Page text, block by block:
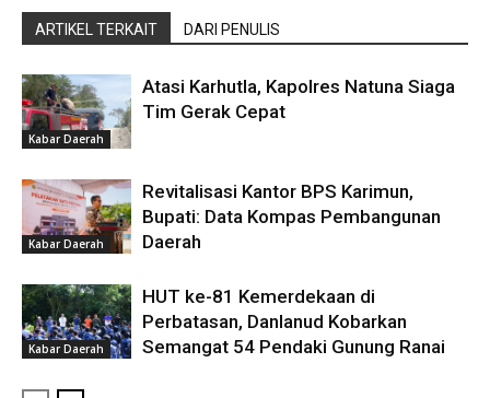
ARTIKEL TERKAIT DARI PENULIS
Kabar Daerah
Atasi Karhutla, Kapolres Natuna Siaga
Tim Gerak Cepat
Kabar Daerah
Revitalisasi Kantor BPS Karimun,
Bupati: Data Kompas Pembangunan
Daerah
Kabar Daerah
HUT ke-81 Kemerdekaan di
Perbatasan, Danlanud Kobarkan
Semangat 54 Pendaki Gunung Ranai